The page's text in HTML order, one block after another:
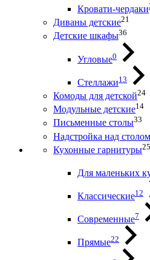
Кровати-чердаки
Диваны детские21
Детские шкафы36
Угловые0
Стеллажи13
Комоды для детской24
Модульные детские14
Письменные столы33
Надстройка над столом
Кухонные гарнитуры25
Для маленьких
Классические12
Современные7
Прямые22